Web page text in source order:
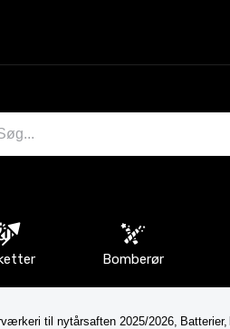
Bomberør
til nytårsaften 2025/2026 Batterier